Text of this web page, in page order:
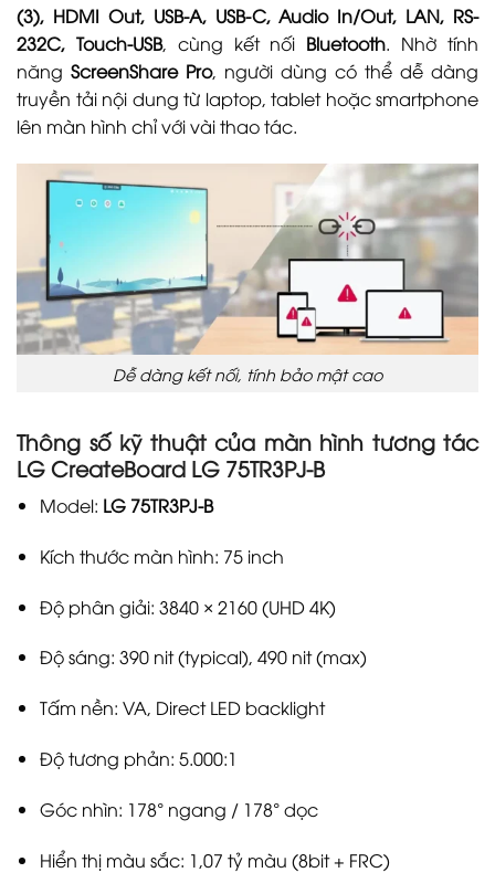
(3), HDMI Out, USB-A, USB-C, Audio In/Out, LAN, RS-
232C, Touch-USB, cùng kết nối Bluetooth. Nhờ tính
năng ScreenShare Pro, người dùng có thể dễ dàng
truyền tải nội dung từ laptop, tablet hoặc smartphone
lên màn hình chỉ với vài thao tác.
Dễ dàng kết nối, tính bảo mật cao
Thông số kỹ thuật của màn hình tương tác
LG CreateBoard LG 75TR3PJ-B
Model: LG 75TR3PJ-B
Kích thước màn hình: 75 inch
Độ phân giải: 3840 × 2160 (UHD 4K)
Độ sáng: 390 nit (typical), 490 nit (max)
Tấm nền: VA, Direct LED backlight
Độ tương phản: 5.000:1
Góc nhìn: 178° ngang / 178° dọc
Hiển thị màu sắc: 1,07 tỷ màu (8bit + FRC)